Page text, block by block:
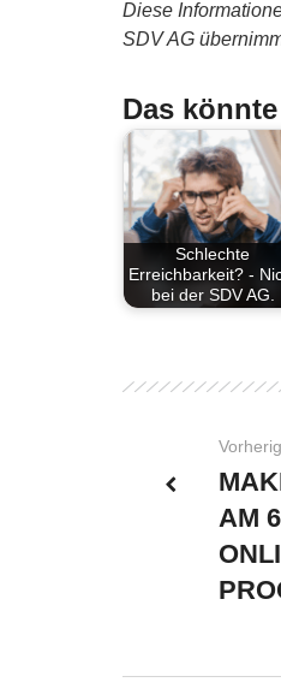
Diese
SDV AG
Das
Schlechte
Erreichbarkeit? -
bei der SDV AG.
AM